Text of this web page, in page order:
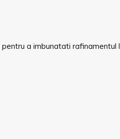
a imbunatati rafinamentul